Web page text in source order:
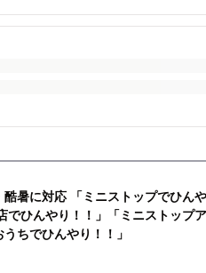
酷暑に対応 「ミニストップでひんや
でひんやり！！」「ミニストップ
ちでひんやり！！」